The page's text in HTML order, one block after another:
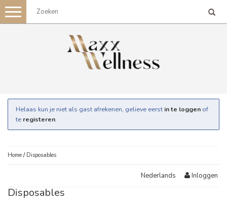
Toggle
navigation
Helaas kun je niet als gast afrekenen, gelieve eerst in te loggen of
te registeren.
Home / Disposables
Nederlands Inloggen
Disposables